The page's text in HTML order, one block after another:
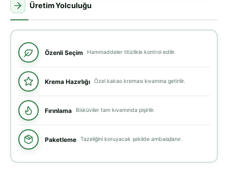
Üretim Yolculuğu
Özenli Seçim Hammaddeler titizlikle kontrol edilir.
Krema Hazırlığı Özel kakao kreması kıvamına getirilir.
Fırınlama Bisküviler tam kıvamında pişirilir.
Paketleme Tazeliğini koruyacak şekilde ambalajlanır.